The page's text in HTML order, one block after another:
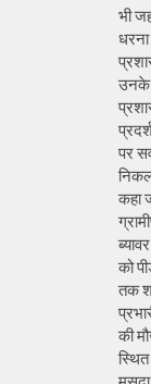
भी
उनके
पर
कहा
को
तक
की